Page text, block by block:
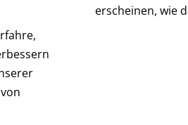
erscheinen, wie